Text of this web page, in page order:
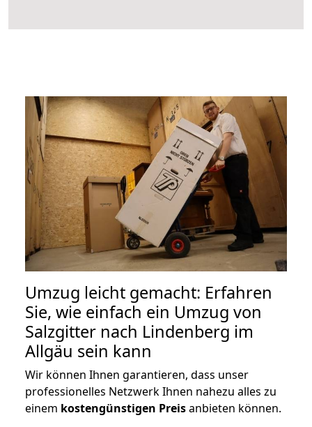
Umzug leicht gemacht: Erfahren
Sie, wie einfach ein Umzug von
Salzgitter nach Lindenberg im
Allgäu sein kann
Wir können Ihnen garantieren, dass unser
professionelles Netzwerk Ihnen nahezu alles zu
einem kostengünstigen Preisanbieten können.